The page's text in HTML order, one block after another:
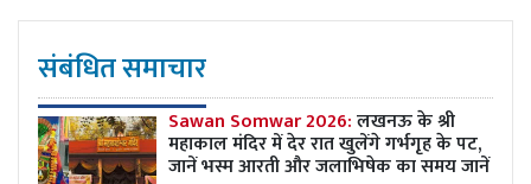
संबंधित समाचार
Sawan Somwar 2026:लखनऊ के श्री
महाकाल मंदिर में देर रात खुलेंगे गर्भगृह के पट,
जानें भस्म आरती और जलाभिषेक का समय जानें